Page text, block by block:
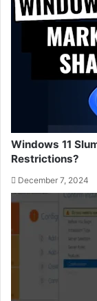
Windows 11
Restrictions?
December 7, 2024